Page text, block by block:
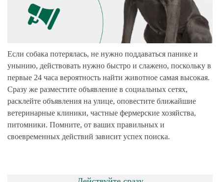
Если собака потерялась, не нужно поддаваться панике и
унынию, действовать нужно быстро и слажено, поскольку в
первые 24 часа вероятность найти животное самая высокая.
Сразу же разместите объявление в социальных сетях,
расклейте объявления на улице, оповестите ближайшие
ветеринарные клиники, частные фермерские хозяйства,
питомники. Помните, от ваших правильных и
своевременных действий зависит успех поиска.